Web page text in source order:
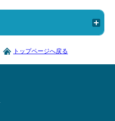
トップページへ戻る